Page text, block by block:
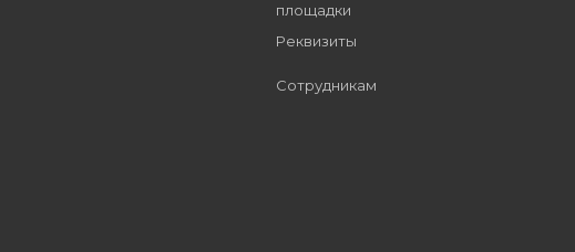
площадки
Реквизиты
Сотрудникам